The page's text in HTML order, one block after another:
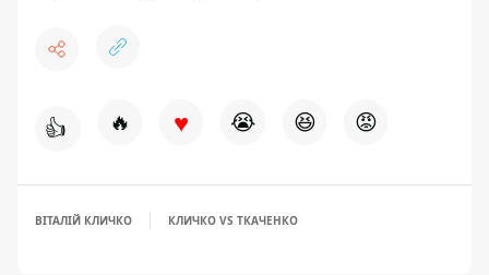
👍 🔥 ♥ 😭 😆 😡
ВІТАЛІЙ КЛИЧКО КЛИЧКО VS ТКАЧЕНКО